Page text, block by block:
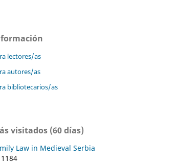
lectores/as
autores/as
bibliotecarios/as
visitados (60 días)
Law in Medieval Serbia